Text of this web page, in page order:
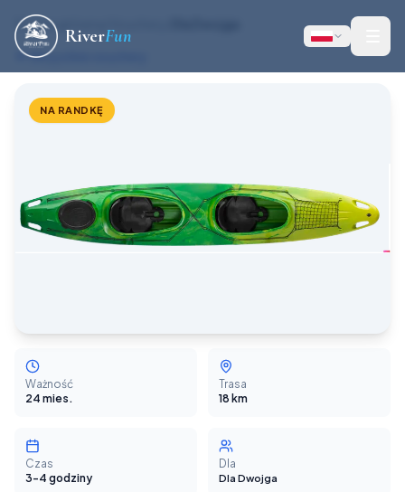
RiverFun
Strona główna
Wszystkie vouchery
NA RANDKĘ
Ważność
24 mies.
Trasa
18 km
Czas
3-4 godziny
Dla
Dla Dwojga